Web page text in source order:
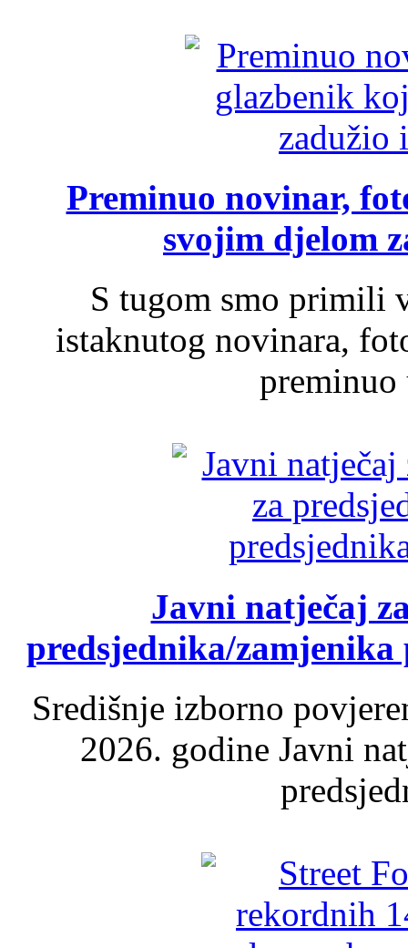
Preminuo novinar,
svojim djelom
S tugom smo primili
istaknutog novinara,
Javni natječaj
predsjednika/
Središnje izborno
2026. godine Javni